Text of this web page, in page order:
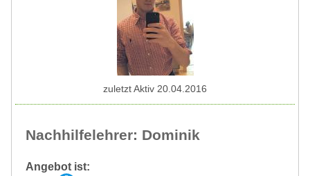
Nachhilfelehrer: Dominik
Angebot ist:
zuletzt Aktiv 20.04.2016